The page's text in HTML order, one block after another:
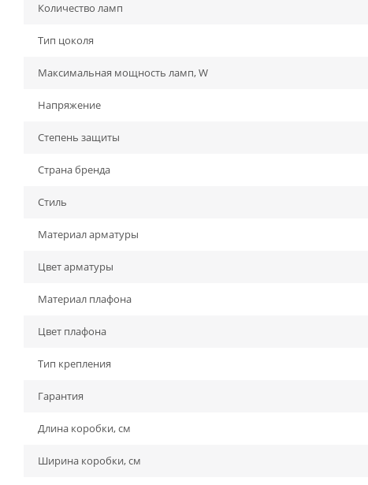
Количество ламп
Тип цоколя
Максимальная мощность ламп, W
Напряжение
Степень защиты
Страна бренда
Стиль
Материал арматуры
Цвет арматуры
Материал плафона
Цвет плафона
Тип крепления
Гарантия
Длина коробки, см
Ширина коробки, см